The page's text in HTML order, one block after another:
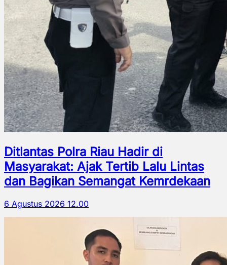
Ditlantas Polra Riau Hadir di
Masyarakat: Ajak Tertib Lalu Lintas
dan Bagikan Semangat Kemrdekaan
6 Agustus 2026 12.00